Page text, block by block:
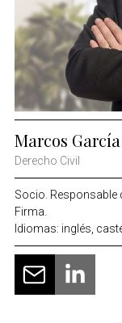
Marcos
Derecho Civil
Socio. Responsable
Firma.
Idiomas: inglés,